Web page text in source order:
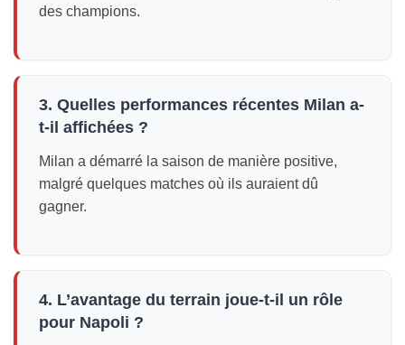
des champions.
3. Quelles performances récentes Milan a-
t-il affichées ?
Milan a démarré la saison de manière positive,
malgré quelques matches où ils auraient dû
gagner.
4. L’avantage du terrain joue-t-il un rôle
pour Napoli ?